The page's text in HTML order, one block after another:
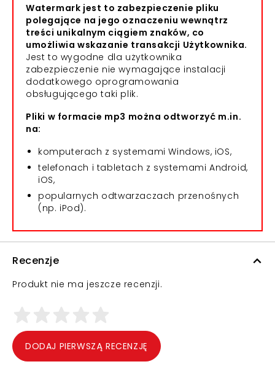
Watermark jest to zabezpieczenie pliku
polegające na jego oznaczeniu wewnątrz
treści unikalnym ciągiem znaków, co
umożliwia wskazanie transakcji Użytkownika.
Jest to wygodne dla użytkownika
zabezpieczenie nie wymagające instalacji
dodatkowego oprogramowania
obsługującego taki plik.
Pliki w formacie mp3 można odtworzyć m.in.
na:
komputerach z systemami Windows, iOS,
telefonach i tabletach z systemami Android,
iOS,
popularnych odtwarzaczach przenośnych
(np. iPod).
Recenzje
Produkt nie ma jeszcze recenzji.
DODAJ PIERWSZĄ RECENZJĘ